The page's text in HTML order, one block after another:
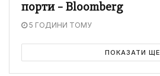
порти – Bloomberg
5 ГОДИНИ ТОМУ
ПОКАЗАТИ ЩЕ